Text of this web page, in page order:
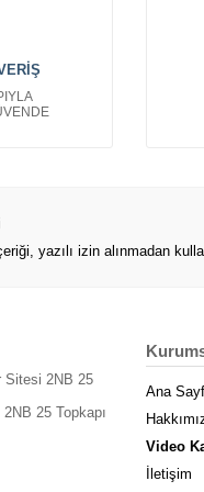
yazılı izin alınmadan
Sitesi 2NB 25
25 Topkapı
Ana
Video
İletişim